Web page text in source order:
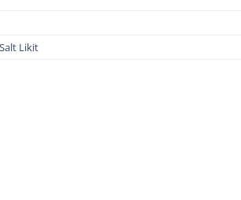
Likit